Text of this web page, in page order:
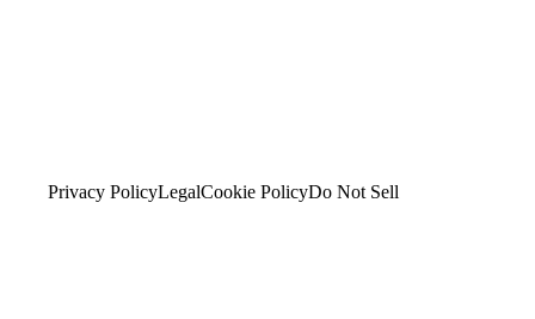
Privacy PolicyLegalCookie PolicyDo Not Sell